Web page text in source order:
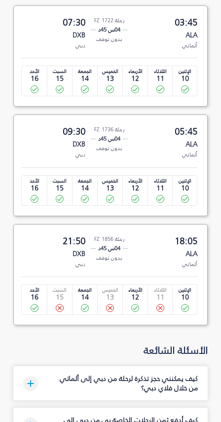
03:45
ALA
ألماتي
رحلة FZ 1722
04س 45د
بدون توقف
07:30
DXB
دبي
الإثنين
10
الثلاثاء
11
الأربعاء
12
الخميس
13
الجمعة
14
السبت
15
الأحد
16
05:45
ALA
ألماتي
رحلة FZ 1736
04س 45د
بدون توقف
09:30
DXB
دبي
الإثنين
10
الثلاثاء
11
الأربعاء
12
الخميس
13
الجمعة
14
السبت
15
الأحد
16
18:05
ALA
ألماتي
رحلة FZ 1856
04س 45د
بدون توقف
21:50
DXB
دبي
الإثنين
10
الثلاثاء
11
الأربعاء
12
الخميس
13
الجمعة
14
السبت
15
الأحد
16
الأسئلة الشائعة
كيف يمكنني حجز تذكرة لرحلة من دبي إلى ألماتي
من خلال فلاي دبي؟